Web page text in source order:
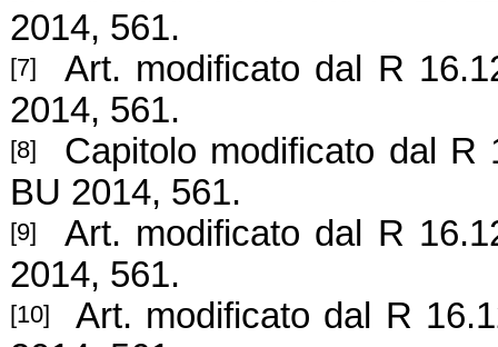
2014, 561.
[7] Art. modificato dal R
2014, 561.
[8] Capitolo modificato dal R
BU 2014, 561.
[9] Art. modificato dal R
2014, 561.
[10] Art. modificato dal R